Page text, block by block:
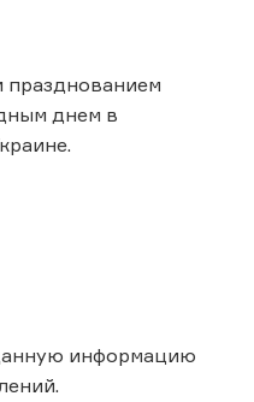
празднованием
днем в
информацию